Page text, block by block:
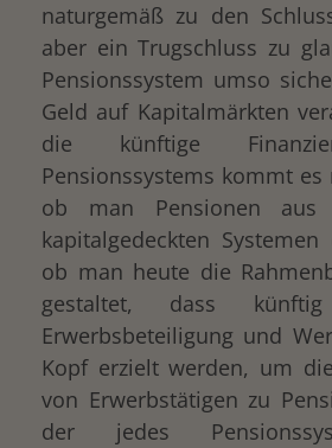
naturgemäß zu den
aber ein Trugschluss zu
Pensionssystem umso
Geld auf Kapitalmärkten
die künftige
Pensionssystems kommt
ob man Pensionen aus
kapitalgedeckten
ob man heute die
gestaltet, dass
Erwerbsbeteiligung und
Kopf erzielt werden, um
von Erwerbstätigen zu
der jedes